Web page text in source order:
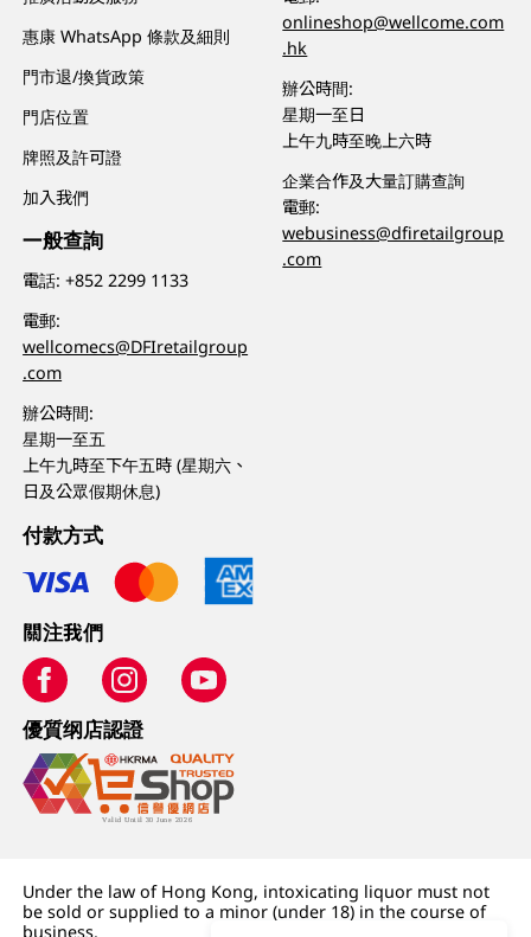
惠康 WhatsApp 條款及細則
門市退/換貨政策
門店位置
牌照及許可證
加入我們
一般查詢
電話:+852 2299 1133
電郵:
wellcomecs@DFIretailgroup
.com
辦公時間:
星期一至五
上午九時至下午五時 (星期六、
日及公眾假期休息)
onlineshop@wellcome.com
.hk
辦公時間:
星期一至日
上午九時至晚上六時
企業合作及大量訂購查詢
電郵:
webusiness@dfiretailgroup
.com
付款方式
關注我們
優質纲店認證
Under the law of Hong Kong, intoxicating liquor must not
be sold or supplied to a minor (under 18) in the course of
business.